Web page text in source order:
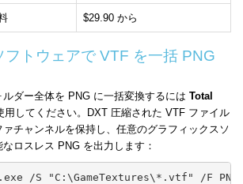
$29.90 から
フトウェアで VTF を一括 PNG
ダー全体を PNG に一括変換するには Total
用してください。DXT 圧縮された VTF ファイル
チャンネルを保持し、任意のグラフィックスソ
ロスレス PNG を出力します：
/S "C:\GameTextures\*.vtf" /F PNG